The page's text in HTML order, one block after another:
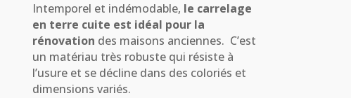
Intemporel et indémodable, le carrelage
en terre cuite est idéal pour la
rénovation des maisons anciennes. C’est
un matériau très robuste qui résiste à
l’usure et se décline dans des coloriés et
dimensions variés.